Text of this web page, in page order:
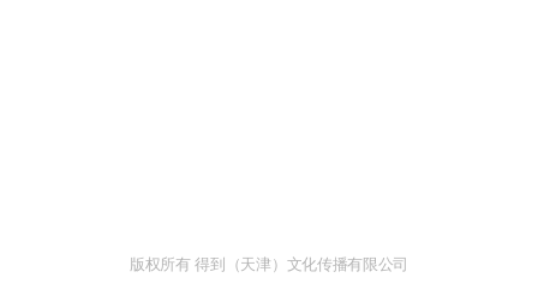
版权所有 得到（天津）文化传播有限公司